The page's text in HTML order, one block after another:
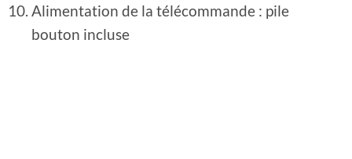
Alimentation de la télécommande : pile
bouton incluse